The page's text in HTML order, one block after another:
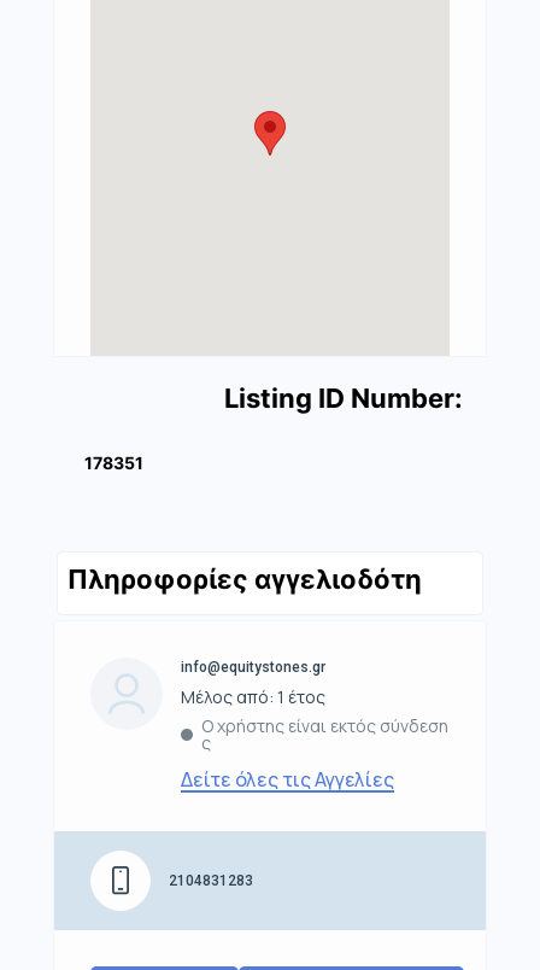
Listing ID Number:
178351
Πληροφορίες αγγελιοδότη
info@equitystones.gr
Μέλος από: 1 έτος
Ο χρήστης είναι εκτός σύνδεση
ς
Δείτε όλες τις Αγγελίες
2104831283